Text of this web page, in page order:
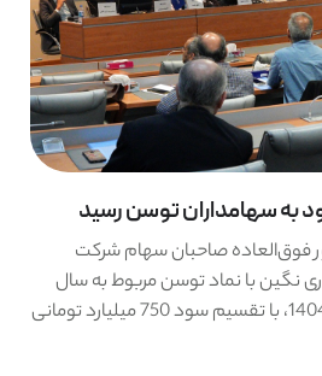
صاحبان سهام شرکت
نگین با نماد توسن مربوط به سال
مالی منتهی به 30 آذرماه 1404، با تقسیم سود 750 میلیارد تومانی